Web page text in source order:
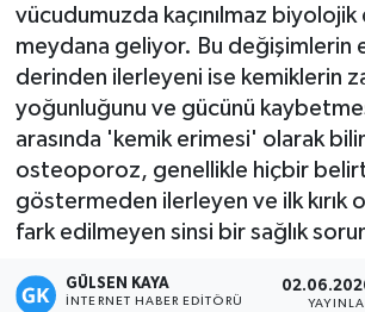
vücudumuzda kaçınılmaz
meydana geliyor. Bu değişimlerin
derinden ilerleyeni ise kemiklerin
yoğunluğunu ve gücünü
arasında 'kemik erimesi' olarak
osteoporoz, genellikle hiçbir
göstermeden ilerleyen ve ilk kırık
fark edilmeyen sinsi bir sağlık
GÜLSEN KAYA
İNTERNET HABER EDITÖRÜ
Magazin
Mersin
Mersin Tarihi
Özel Haber